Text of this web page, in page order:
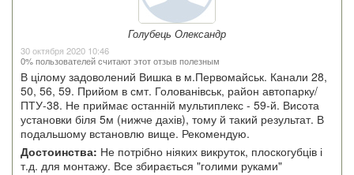
Голубець Олександр
30 октября 2020 10:46
0% пользователей считают этот отзыв полезным
В цілому задоволений Вишка в м.Первомайськ. Канали 28,
50, 56, 59. Прийом в смт. Голованівськ, район автопарку/
ПТУ-38. Не приймає останній мультиплекс - 59-й. Висота
установки біля 5м (нижче дахів), тому й такий результат. В
подальшому встановлю вище. Рекомендую.
Достоинства: Не потрібно ніяких викруток, плоскогубців і
т.д. для монтажу. Все збирається "голими руками"